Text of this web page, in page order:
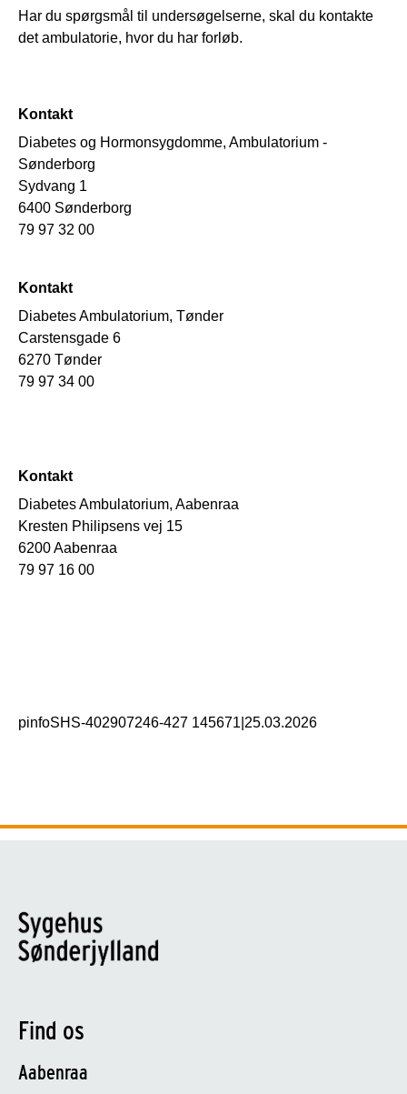
Har du spørgsmål til undersøgelserne, skal du kontakte
det ambulatorie, hvor du har forløb.
Kontakt
Diabetes og Hormonsygdomme, Ambulatorium -
Sønderborg
Sydvang 1
6400 Sønderborg
79 97 32 00
Kontakt
Diabetes Ambulatorium, Tønder
Carstensgade 6
6270 Tønder
79 97 34 00
Kontakt
Diabetes Ambulatorium, Aabenraa
Kresten Philipsens vej 15
6200 Aabenraa
79 97 16 00
pinfoSHS-402907246-427 145671 25.03.2026
Find os
Aabenraa